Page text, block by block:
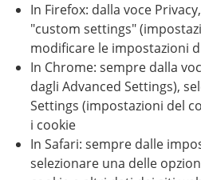
In Firefox: dalla voce
"custom settings"
modificare le impostazioni
In Chrome: sempre dalla
dagli Advanced Settings),
Settings (impostazioni del
i cookie
In Safari: sempre dalle
selezionare una delle